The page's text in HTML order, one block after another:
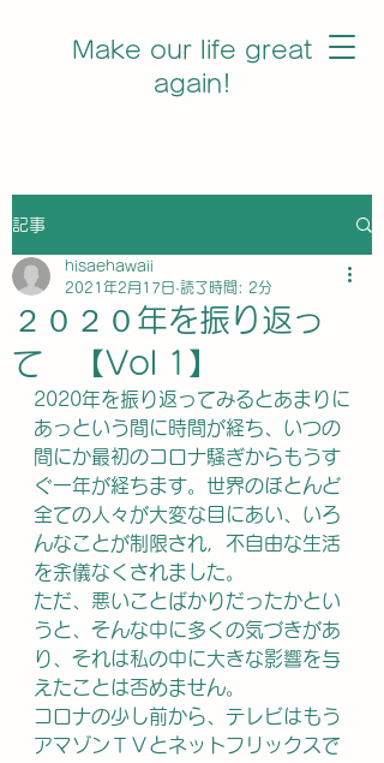
Make our life great
again!
記事
２０２０年を振り返っ
て 【Vol 1】
hisaehawaii
2021年2月17日 読了時間: 2分
2020年を振り返ってみるとあまりに
あっという間に時間が経ち、いつの
間にか最初のコロナ騒ぎからもうす
ぐ一年が経ちます。世界のほとんど
全ての人々が大変な目にあい、いろ
んなことが制限され，不自由な生活
を余儀なくされました。
ただ、悪いことばかりだったかとい
うと、そんな中に多くの気づきがあ
り、それは私の中に大きな影響を与
えたことは否めません。
コロナの少し前から、テレビはもう
アマゾンＴＶとネットフリックスで